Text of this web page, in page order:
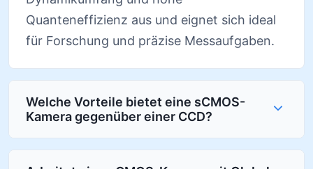
Quanteneffizienz aus und eignet sich ideal
für Forschung und präzise Messaufgaben.
Welche Vorteile bietet eine sCMOS-
Kamera gegenüber einer CCD?